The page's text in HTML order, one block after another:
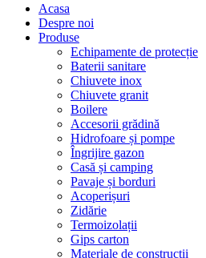
Acasa
Despre noi
Produse
Echipamente de protecție
Baterii sanitare
Chiuvete inox
Chiuvete granit
Boilere
Accesorii grădină
Hidrofoare și pompe
Îngrijire gazon
Casă și camping
Pavaje și borduri
Acoperișuri
Zidărie
Termoizolații
Gips carton
Materiale de construcții